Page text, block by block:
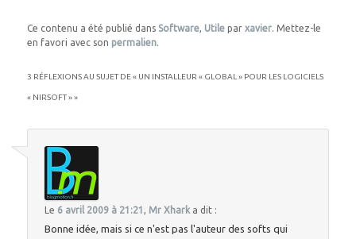
Ce contenu a été publié dans Software, Utile parxavier. Mettez-le
en favori avec son permalien.
3 RÉFLEXIONS AU SUJET DE « UN INSTALLEUR « GLOBAL » POUR LES LOGICIELS
« NIRSOFT »»
Le 6 avril 2009 à 21:21, Mr Xhark a dit :
Bonne idée, mais si ce n'est pas l'auteur des softs qui